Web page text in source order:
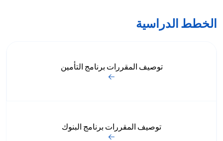
الخطط الدراسية
توصيف المقررات برنامج التأمين
توصيف المقررات برنامج البنوك